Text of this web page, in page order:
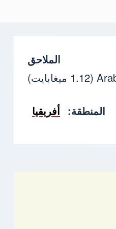
الملاحق
(1.12 ميغابايت)
المنطقة أفريقيا